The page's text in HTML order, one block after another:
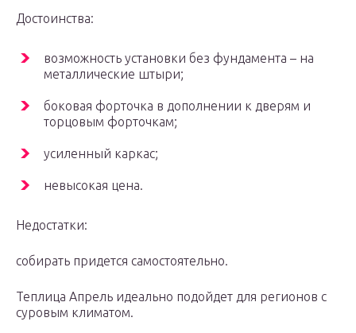
Достоинства:
возможность установки без фундамента – на
металлические штыри;
боковая форточка в дополнении к дверям и
торцовым форточкам;
усиленный каркас;
невысокая цена.
Недостатки:
собирать придется самостоятельно.
Теплица Апрель идеально подойдет для регионов с
суровым климатом.